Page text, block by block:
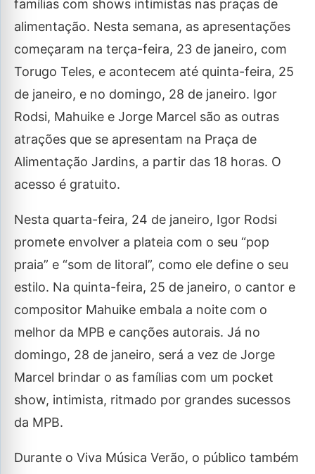
famílias com shows intimistas nas praças de
alimentação. Nesta semana, as apresentações
começaram na terça-feira, 23 de janeiro, com
Torugo Teles, e acontecem até quinta-feira, 25
de janeiro, e no domingo, 28 de janeiro. Igor
Rodsi, Mahuike e Jorge Marcel são as outras
atrações que se apresentam na Praça de
Alimentação Jardins, a partir das 18 horas. O
acesso é gratuito.
Nesta quarta-feira, 24 de janeiro, Igor Rodsi
promete envolver a plateia com o seu “pop
praia” e “som de litoral”, como ele define o seu
estilo. Na quinta-feira, 25 de janeiro, o cantor e
compositor Mahuike embala a noite com o
melhor da MPB e canções autorais. Já no
domingo, 28 de janeiro, será a vez de Jorge
Marcel brindar o as famílias com um pocket
show, intimista, ritmado por grandes sucessos
da MPB.
Durante o Viva Música Verão, o público também